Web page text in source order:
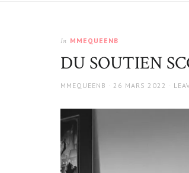
In MMEQUEENB
DU SOUTIEN
AUTHOR
MMEQUEENB
POSTED
26 MARS 2022